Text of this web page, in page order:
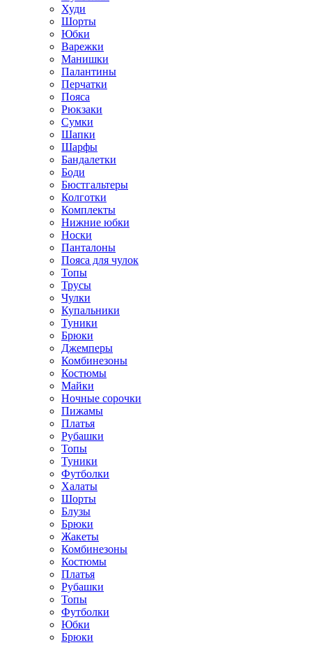
Худи
Шорты
Юбки
Варежки
Манишки
Палантины
Перчатки
Пояса
Рюкзаки
Сумки
Шапки
Шарфы
Бандалетки
Боди
Бюстгальтеры
Колготки
Комплекты
Нижние юбки
Носки
Панталоны
Поясa для чулок
Топы
Трусы
Чулки
Купальники
Туники
Брюки
Джемперы
Комбинезоны
Костюмы
Майки
Ночные сорочки
Пижамы
Платья
Рубашки
Топы
Туники
Футболки
Халаты
Шорты
Блузы
Брюки
Жакеты
Комбинезоны
Костюмы
Платья
Рубашки
Топы
Футболки
Юбки
Брюки